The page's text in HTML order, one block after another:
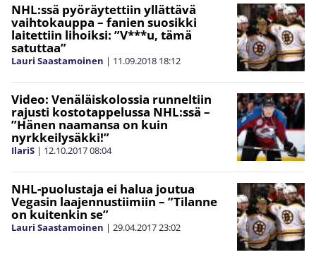
NHL:ssä pyöräytettiin yllättävä
vaihtokauppa – fanien suosikki
laitettiin lihoiksi: ”V***u, tämä
satuttaa”
Lauri Saastamoinen | 11.09.2018 18:12
Video: Venäläiskolossia runneltiin
rajusti kostotappelussa NHL:ssä –
”Hänen naamansa on kuin
nyrkkeilysäkki!”
IlariS | 12.10.201708:04
NHL-puolustaja ei halua joutua
Vegasin laajennustiimiin – ”Tilanne
on kuitenkin se”
Lauri Saastamoinen | 29.04.2017 23:02